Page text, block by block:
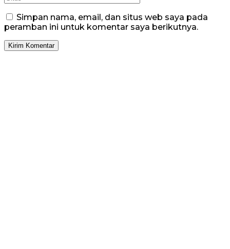
Simpan nama, email, dan situs web saya pada
peramban ini untuk komentar saya berikutnya.